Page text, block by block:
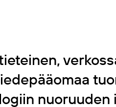
nuoruuden